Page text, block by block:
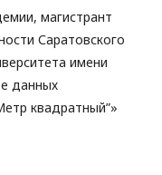
магистрант
Саратовского
имени
данных
квадратный”»